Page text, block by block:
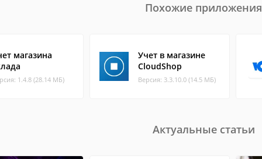
Похожие приложения
магазина
1.4.8 (28.14 МБ)
Учет в магазине
CloudShop
Версия: 3.3.10.0 (14.5 МБ)
Актуальные статьи